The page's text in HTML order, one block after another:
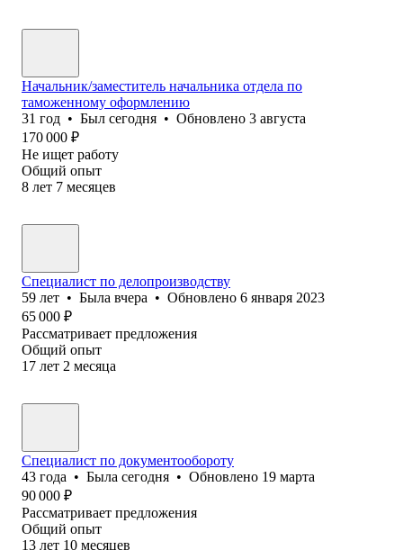
Начальник/заместитель начальника отдела по
таможенному оформлению
31 год • Был сегодня • Обновлено 3 августа
170 000 ₽
Не ищет работу
Общий опыт
8 лет 7 месяцев
Специалист по делопроизводству
59 лет • Была вчера • Обновлено 6 января 2023
65 000 ₽
Рассматривает предложения
Общий опыт
17 лет 2 месяца
Специалист по документообороту
43 года • Была сегодня • Обновлено 19 марта
90 000 ₽
Рассматривает предложения
Общий опыт
13 лет 10 месяцев